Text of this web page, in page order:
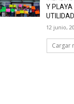
Y PLAYA
12 junio,
Cargar